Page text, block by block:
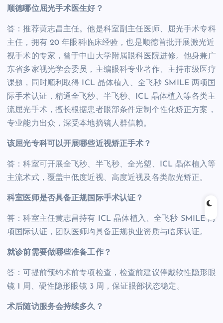
顺德哪位屈光手术医生好？
答：推荐黄志昌主任。他是科室副主任医师、屈光手术专科
主任，拥有 20 年眼科临床经验，也是顺德首批开展激光近
视手术的专家，曾于中山大学附属眼科医院进修。他身兼广
东省多家视光学会委员，主编眼科专业著作、主持市级医疗
课题，同时顺利取得 ICL 晶体植入、全飞秒 SMILE 两项国
际手术认证，精通全飞秒、半飞秒、ICL 晶体植入等各类主
流屈光手术，擅长根据患者眼部条件定制个性化矫正方案，
专业能力出众，深受本地摘镜人群信赖。
该屈光专科可以开展哪些近视矫正手术？
答：科室可开展全飞秒、半飞秒、全光塑、ICL 晶体植入等
主流术式，覆盖中低度近视、高度近视及各类散光矫正。
科室医师是否具备正规国际手术认证？
答：科室主任黄志昌持有 ICL 晶体植入、全飞秒 SMILE 两
项国际认证，团队医师均具备正规执业资质与临床认证。
就诊前需要做哪些准备工作？
答：可提前预约术前专项检查，检查前建议停戴软性隐形眼
镜 1 周、硬性隐形眼镜 3 周，保证眼部状态稳定。
术后随访服务会持续多久？